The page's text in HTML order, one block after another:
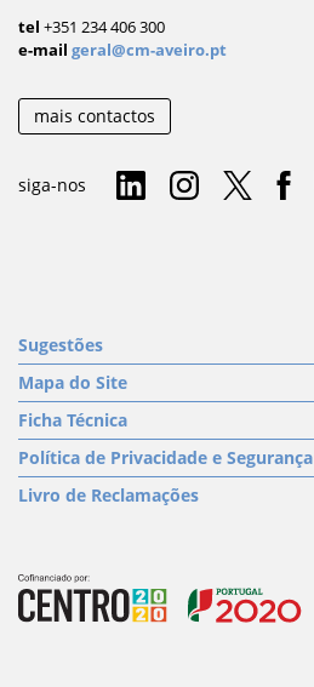
tel +351 234 406 300
e-mail geral@cm-aveiro.pt
mais contactos
siga-nos
Sugestões
Mapa do Site
Ficha Técnica
Política de Privacidade e Segurança
Livro de Reclamações